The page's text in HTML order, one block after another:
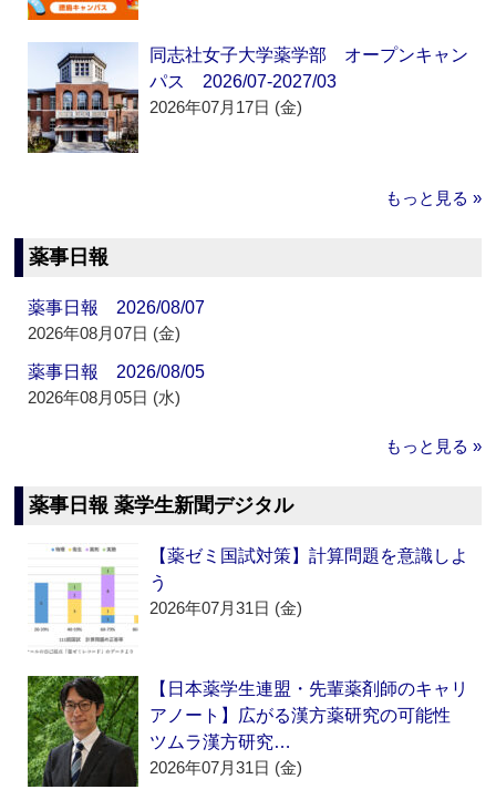
同志社女子大学薬学部 オープンキャン
パス 2026/07-2027/03
2026年07月17日 (金)
もっと見る »
薬事日報
薬事日報 2026/08/07
2026年08月07日 (金)
薬事日報 2026/08/05
2026年08月05日 (水)
もっと見る »
薬事日報 薬学生新聞デジタル
【薬ゼミ国試対策】計算問題を意識しよ
う
2026年07月31日 (金)
【日本薬学生連盟・先輩薬剤師のキャリ
アノート】広がる漢方薬研究の可能性
ツムラ漢方研究…
2026年07月31日 (金)